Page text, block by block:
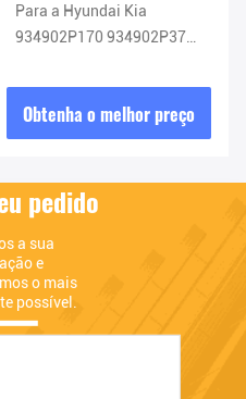
Para a Hyundai Kia
934902P170 934902P370
Relógio Primavera 93490-
2P170
Obtenha o melhor preço
pedido
a sua
e
o mais
possível.